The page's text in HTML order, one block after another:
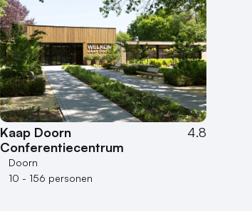
Kaap Doorn
Conferentiecentrum
4.8
Doorn
10 - 156 personen